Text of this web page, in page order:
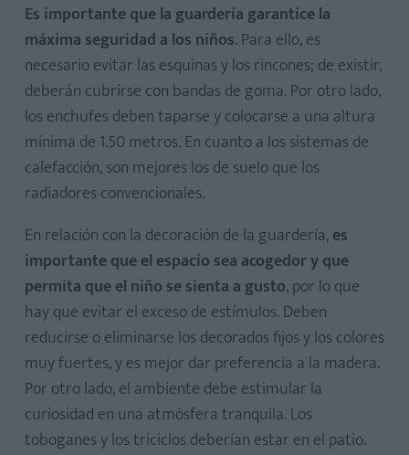
Es importante que la guardería garantice la
máxima seguridad a los niños. Para ello, es
necesario evitar las esquinas y los rincones; de existir,
deberán cubrirse con bandas de goma. Por otro lado,
los enchufes deben taparse y colocarse a una altura
mínima de 1.50 metros. En cuanto a los sistemas de
calefacción, son mejores los de suelo que los
radiadores convencionales.
En relación con la decoración de la guardería,es
importante que el espacio sea acogedor y que
permita que el niño se sienta a gusto, por lo que
hay que evitar el exceso de estímulos. Deben
reducirse o eliminarse los decorados fijos y los colores
muy fuertes, y es mejor dar preferencia a la madera.
Por otro lado, el ambiente debe estimular la
curiosidad en una atmósfera tranquila. Los
toboganes y los triciclos deberían estar en el patio.